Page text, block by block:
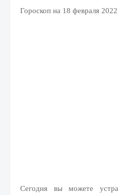
Гороскоп на 18 февраля
Сегодня вы можете